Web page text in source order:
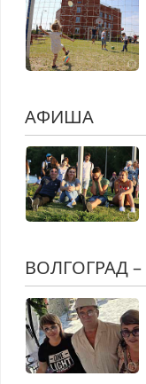
АФИША
ВОЛГОГРАД –